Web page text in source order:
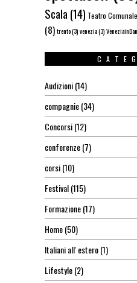
Scala (14) Teatro
(8)trento(3)venezia(3)
Audizioni(14)
compagnie(34)
Concorsi(12)
conferenze(7)
corsi(10)
Festival(115)
Formazione(17)
Home(50)
Italiani all' estero(1)
Lifestyle(2)